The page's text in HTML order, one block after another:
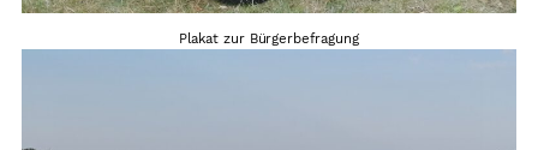
Plakat zur Bürgerbefragung